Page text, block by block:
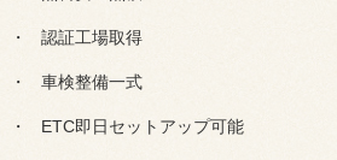
認証工場取得
車検整備一式
ETC即日セットアップ可能